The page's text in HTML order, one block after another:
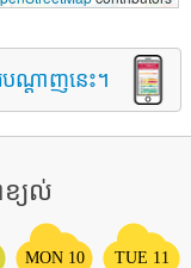
ណ្តាញនេះ។
យល់
MON 10 TUE 11